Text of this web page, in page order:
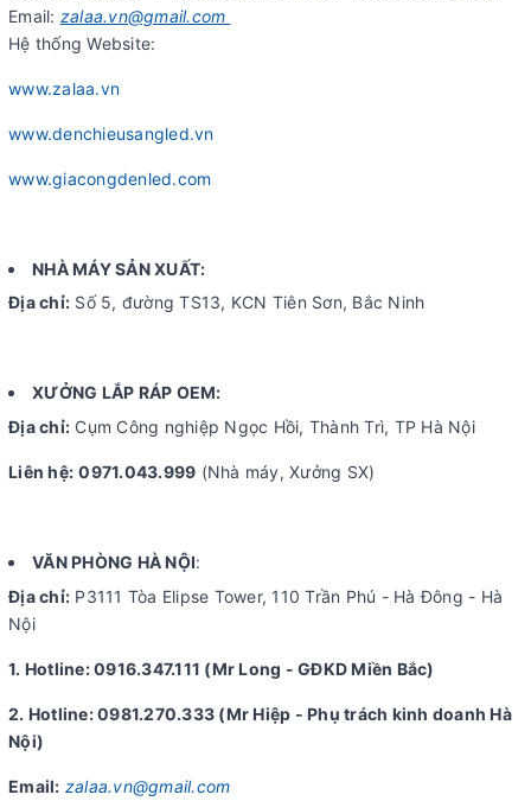
Email: zalaa.vn@gmail.com
Hệ thống Website:
www.zalaa.vn
www.denchieusangled.vn
www.giacongdenled.com
NHÀ MÁY SẢN XUẤT:
Địa chỉ: Số 5, đường TS13, KCN Tiên Sơn, Bắc Ninh
XƯỞNG LẮP RÁP OEM:
Địa chỉ: Cụm Công nghiệp Ngọc Hồi, Thành Trì, TP Hà Nội
Liên hệ: 0971.043.999 (Nhà máy, Xưởng SX)
VĂN PHÒNG HÀ NỘI:
Địa chỉ: P3111 Tòa Elipse Tower, 110 Trần Phú - Hà Đông - Hà
Nội
1. Hotline: 0916.347.111 (Mr Long - GĐKD Miền Bắc)
2. Hotline: 0981.270.333 (Mr Hiệp - Phụ trách kinh doanh Hà
Nội)
Email: zalaa.vn@gmail.com